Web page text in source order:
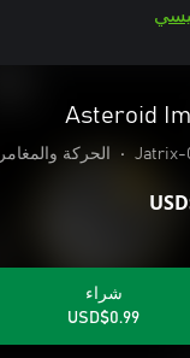
Asteroid
Jatrix-
• الحركة
شراء
USD$0.99